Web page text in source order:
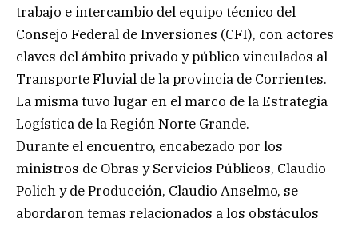
trabajo e intercambio del equipo técnico del
Consejo Federal de Inversiones (CFI), con actores
claves del ámbito privado y público vinculados al
Transporte Fluvial de la provincia de Corrientes.
La misma tuvo lugar en el marco de la Estrategia
Logística de la Región Norte Grande.
Durante el encuentro, encabezado por los
ministros de Obras y Servicios Públicos, Claudio
Polich y de Producción, Claudio Anselmo, se
abordaron temas relacionados a los obstáculos